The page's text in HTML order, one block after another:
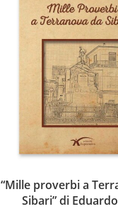
“Mille proverbi a
Sibari” di